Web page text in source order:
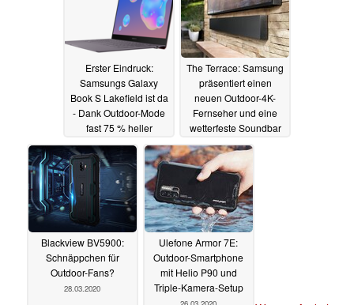
Erster Eindruck:
Samsungs Galaxy
Book S Lakefield ist da
- Dank Outdoor-Mode
fast 75 % heller
26.06.2020
The Terrace: Samsung
präsentiert einen
neuen Outdoor-4K-
Fernseher und eine
wetterfeste Soundbar
21.05.2020
Blackview BV5900:
Schnäppchen für
Outdoor-Fans?
28.03.2020
Ulefone Armor 7E:
Outdoor-Smartphone
mit Helio P90 und
Triple-Kamera-Setup